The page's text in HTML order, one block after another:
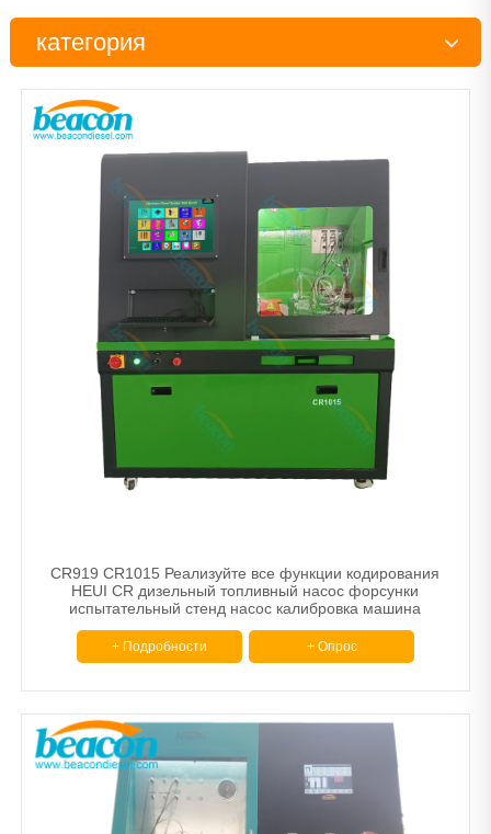
категория
Тестер
Детали дизельного двигателя
Рабочий стол
Очиститель
Балансировочная машина
Тормозные диски и барабанные станки
Расточной шлифовальный станок
CR919 CR1015 Реализуйте все функции кодирования
HEUI CR дизельный топливный насос форсунки
испытательный стенд насос калибровка машина
+ Подробности + Опрос